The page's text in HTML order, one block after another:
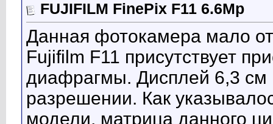
FUJIFILM FinePix F11 6.6Mp
Данная фотокамера мало
Fujifilm F11 присутствует
диафрагмы. Дисплей 6,3 см
разрешении. Как
модели, матрица данного